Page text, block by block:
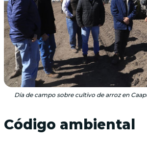
Día de campo sobre cultivo de arroz en
Código ambiental